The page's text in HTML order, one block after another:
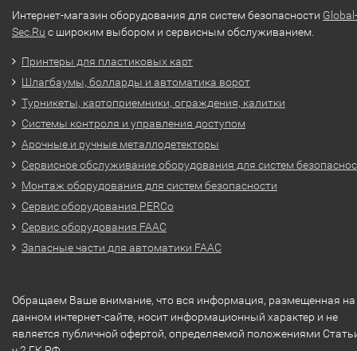
Интернет-магазин оборудования для систем безопасности Global-
Sec.Ru с широким выбором и сервисным обслуживанием.
Принтеры для пластиковых карт
Шлагбаумы, болларды и автоматика ворот
Турникеты, картоприемники, ограждения, калитки
Системы контроля и управления доступом
Арочные и ручные металлодетекторы
Сервисное обслуживание оборудования для систем
Монтаж оборудования для систем безопасности
Сервис оборудования PERCo
Сервис оборудования FAAC
Запасные части для автоматики FAAC
Обращаем Ваше внимание, что вся информация, размещенная на
данном интернет-сайте, носит информационный характер и не
является публичной офертой, определяемой положениями